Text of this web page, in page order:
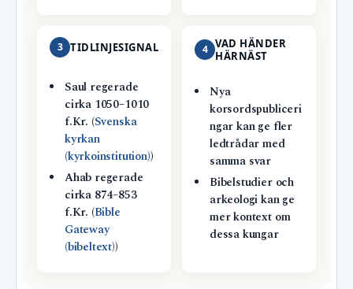
3 TIDLINJESIGNAL
Saul regerade
cirka 1050–1010
f.Kr. (Svenska
kyrkan
(kyrkoinstitution))
Ahab regerade
cirka 874–853
f.Kr. (Bible
Gateway
(bibeltext))
4 VAD HÄNDER
HÄRNÄST
Nya
korsordspubliceri
ngar kan ge fler
ledtrådar med
samma svar
Bibelstudier och
arkeologi kan ge
mer kontext om
dessa kungar